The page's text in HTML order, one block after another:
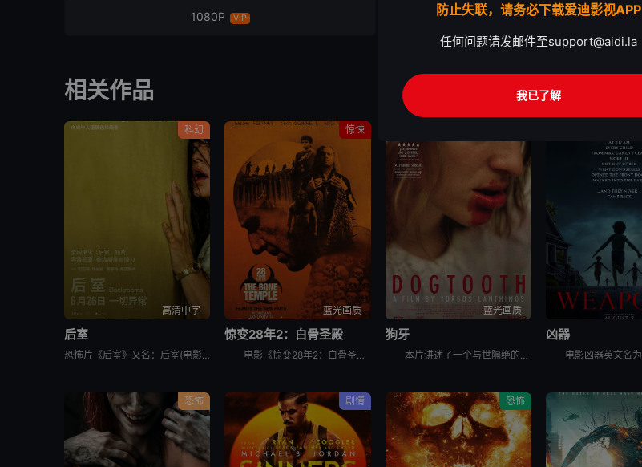
1080P VIP
相关作品
科幻
高清中字
后室
恐怖片《后室》又名：后室(电影版),边缘空间：电影,嚇房(港),嚇房(戏院独家加长版),Backrooms: Everything Must Go Edition w,Bonus Footage,Ba
惊悚
蓝光画质
惊变28年2：白骨圣殿
电影《惊变28年2：白骨圣殿》讲述了：末日丧钟再度敲响，带领观众直视人性毁灭的炼狱，感染者的威胁和幸存人类的邪恶。
蓝光画质
狗牙
本片讲述了一个与世隔绝的奇怪家庭。家庭成员由一对父母和大儿子、两个女儿组成，一家五口终日生活在一座隐秘的大宅子里。三个孩子自小被父亲隔离于此，他们不能接触除父母外的人，对高墙之外的世界几乎一无所知
凶器
恐怖 剧情 恐怖
防止失联，请务必下载爱迪影视APP
任何问题请发邮件至support@aidi.la
我已了解